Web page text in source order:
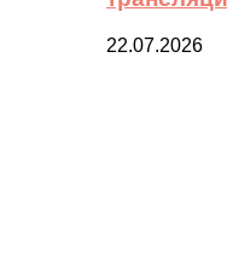
22.07.2026